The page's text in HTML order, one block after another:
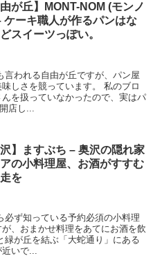
由が丘】MONT-NOM (モンノ
ケーキ職人が作るパンはな
スイーツっぽい。
われる自由が丘ですが、パン屋
しさを競っています。 私のブロ
を扱っていなかったので、実はパ
店し...
沢】ますぶち – 奥沢の隠れ家
の小料理屋、お酒がすすむ
を
ず知っている予約必須の小料理
、おまかせ料理をあてにお酒を飲
が丘を結ぶ「大蛇通り」にある
いで...